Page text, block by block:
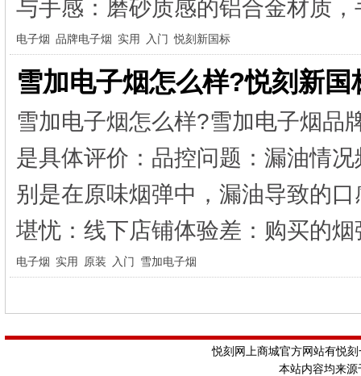
与手感：磨砂质感的铝合金材质
电子烟 品牌电子烟 实用 入门 悦刻新国标
雪加电子烟怎么样?悦刻新
雪加电子烟怎么样?雪加电子烟品
是具体评价：品控问题：漏油情
别是在原味烟弹中，漏油导致的
堪忧：线下店铺体验差：购买的
电子烟 实用 原装 入门 雪加电子烟
悦刻网上商城官方网站有悦
本站内容均来